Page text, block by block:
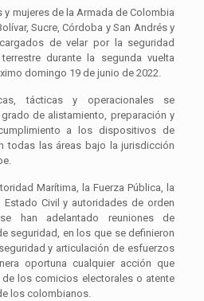
mujeres de la Armada de Colombia
Sucre, Córdoba y San Andrés y
de velar por la seguridad
durante la segunda vuelta
domingo 19 de junio de 2022.
tácticas y operacionales se
de alistamiento, preparación y
a los dispositivos de
todas las áreas bajo la jurisdicción
Marítima, la Fuerza Pública, la
Estado Civil y autoridades de orden
han adelantado reuniones de
seguridad, en los que se definieron
y articulación de esfuerzos
oportuna cualquier acción que
los comicios electorales o atente
los colombianos.